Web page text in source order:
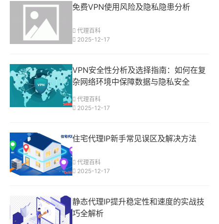
免费VPN使用风险及隐私隐患分析
代理百科
2025-12-17
VPN安全性分析及选择指南：如何在复
杂网络环境中保障数据与隐私安全
代理百科
2025-12-17
住宅代理IP新手常见误区及解决方法
代理百科
2025-12-17
静态代理IP提升稳定性和速度的实战技
巧全解析